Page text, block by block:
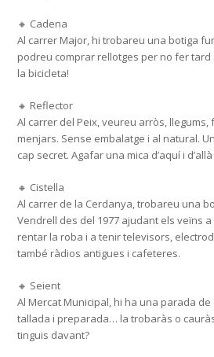
🔸 Cadena
Al carrer Major, hi trobareu una botiga
podreu comprar rellotges per no fer
la bicicleta!
🔸 Reflector
Al carrer del Peix, veureu arròs, llegums,
menjars. Sense embalatge i al natural.
cap secret. Agafar una mica d’aquí i
🔸 Cistella
Al carrer de la Cerdanya, trobareu una
Vendrell des del 1977 ajudant els veïns
rentar la roba i a tenir televisors,
també ràdios antigues i cafeteres.
🔸 Seient
Al Mercat Municipal, hi ha una parada de
tallada i preparada… la trobaràs o
tinguis davant?